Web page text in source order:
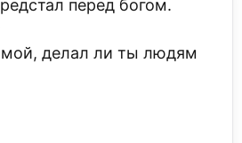
перед богом.
делал ли ты людям